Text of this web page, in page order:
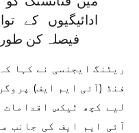
ادائیگیوں کے
فیصلہ کن
ریٹنگ ایجنسی نے کہا
فنڈ (آئی ایم ایف)
لیے کچھ ٹیکس
آئی ایم ایف کی جانب